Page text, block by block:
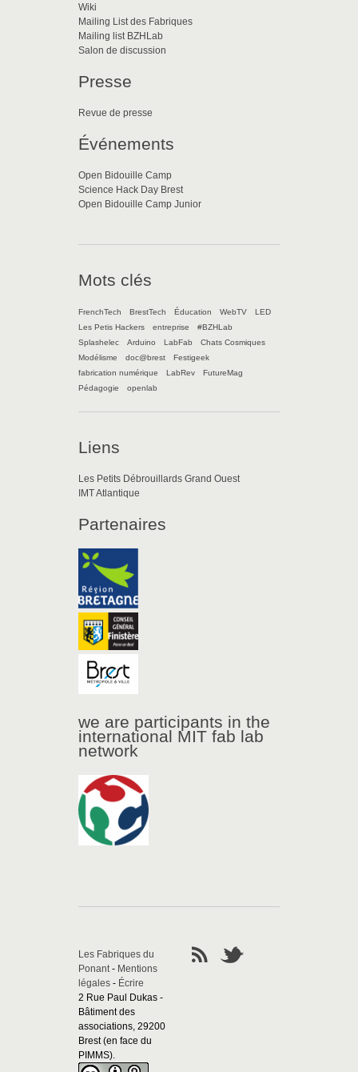
Wiki
Mailing List des Fabriques
Mailing list BZHLab
Salon de discussion
Presse
Revue de presse
Événements
Open Bidouille Camp
Science Hack Day Brest
Open Bidouille Camp Junior
Mots clés
FrenchTech BrestTech Éducation WebTV
LED
Les Petis Hackers
entreprise
#BZHLab
Splashelec
Arduino LabFab
Chats Cosmiques
Modélisme
doc@brest
Festigeek
fabrication numérique
LabRev
FutureMag
Pédagogie
openlab
Liens
Les Petits Débrouillards Grand Ouest
IMT Atlantique
Partenaires
we are participants in the
international MIT fab lab
network
Les Fabriques du
Ponant- Mentions
légales - Écrire
2 Rue Paul Dukas -
Bâtiment des
associations, 29200
Brest (en face du
PIMMS).